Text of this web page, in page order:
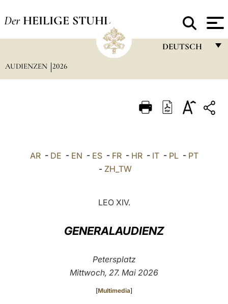
Der HEILIGE STUHL
DEUTSCH
ITALIANO
中文
AUDIENZEN 2026
AR- DE - EN - ES- FR- HR- IT- PL- PT
- ZH_TW
LEO XIV.
GENERALAUDIENZ
Petersplatz
Mittwoch, 27. Mai 2026
[Multimedia]